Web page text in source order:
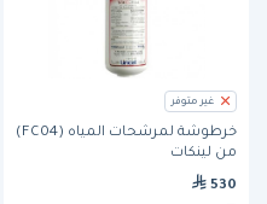
غير متوفر
خرطوشة لمرشحات المياه (FC04)
من لينكات
530